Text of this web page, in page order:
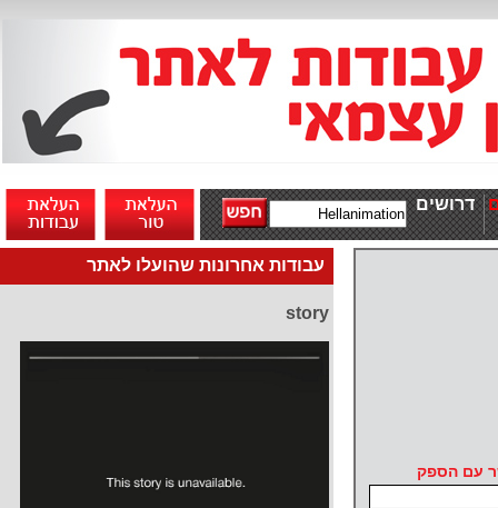
דרושים
עבודות אחרונות שהועלו לאתר
story
עם הספק